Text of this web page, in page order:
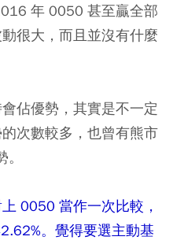
年 0050 甚至贏全部
很大，而且並沒有什麼
佔優勢，其實是不一定
次數較多，也曾有熊市
0050 當作一次比較，
。 覺得要選主動基